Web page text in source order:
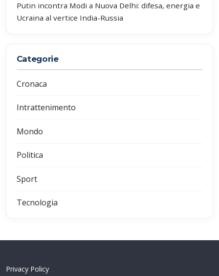
Putin incontra Modi a Nuova Delhi: difesa, energia e
Ucraina al vertice India-Russia
Categorie
Cronaca
Intrattenimento
Mondo
Politica
Sport
Tecnologia
Privacy Policy